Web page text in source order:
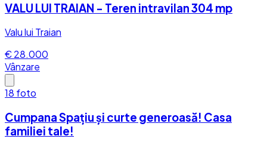
VALU LUI TRAIAN - Teren intravilan 304 mp
Valu lui Traian
€ 28.000
Vânzare
18 foto
Cumpana Spațiu și curte generoasă! Casa
familiei tale!